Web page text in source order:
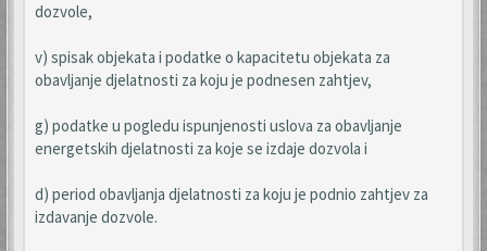
dozvole,
v) spisak objekata i podatke o kapacitetu objekata za
obavljanje djelatnosti za koju je podnesen zahtjev,
g) podatke u pogledu ispunjenosti uslova za obavljanje
energetskih djelatnosti za koje se izdaje dozvola i
d) period obavljanja djelatnosti za koju je podnio zahtjev za
izdavanje dozvole.